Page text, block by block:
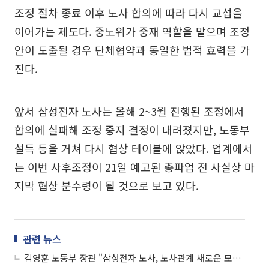
조정 절차 종료 이후 노사 합의에 따라 다시 교섭을
이어가는 제도다. 중노위가 중재 역할을 맡으며 조정
안이 도출될 경우 단체협약과 동일한 법적 효력을 가
진다.
앞서 삼성전자 노사는 올해 2~3월 진행된 조정에서
합의에 실패해 조정 중지 결정이 내려졌지만, 노동부
설득 등을 거쳐 다시 협상 테이블에 앉았다. 업계에서
는 이번 사후조정이 21일 예고된 총파업 전 사실상 마
지막 협상 분수령이 될 것으로 보고 있다.
관련 뉴스
김영훈 노동부 장관 "삼성전자 노사, 노사관계 새로운 모범 만들어야"